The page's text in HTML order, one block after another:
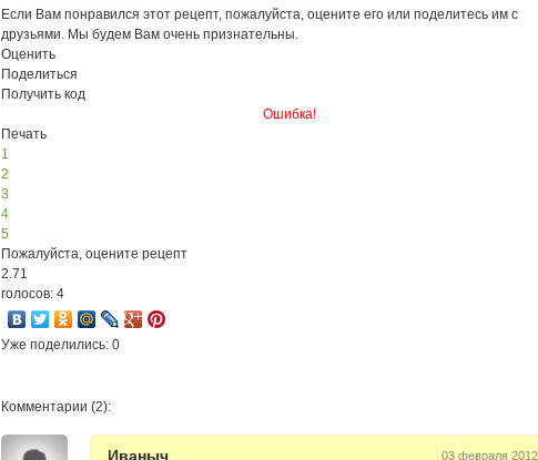
Если Вам понравился этот рецепт, пожалуйста, оцените его или поделитесь им с
друзьями. Мы будем Вам очень признательны.
Оценить
Поделиться
Получить код
Ошибка!
Печать
1
2
3
4
5
Пожалуйста, оцените рецепт
2.71
голосов: 4
Уже поделились: 0
Комментарии (2):
Иваныч 03 февраля 2012